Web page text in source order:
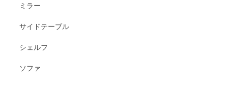
ミラー
サイドテーブル
シェルフ
ソファ